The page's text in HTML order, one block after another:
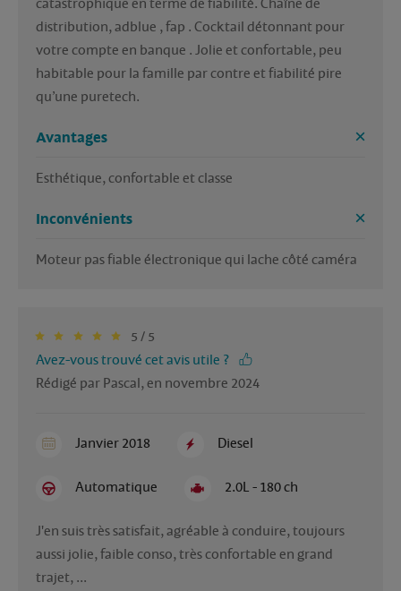
distribution, adblue , fap . Cocktail détonnant pour
votre compte en banque . Jolie et confortable, peu
habitable pour la famille par contre et fiabilité pire
qu’une puretech.
Avantages
Esthétique, confortable et classe
Inconvénients
Moteur pas fiable électronique qui lache côté caméra
5 / 5
Avez-vous trouvé cet avis utile ?
Rédigé par Pascal, en novembre 2024
Janvier 2018 Diesel
Automatique 2.0L - 180 ch
J'en suis très satisfait, agréable à conduire, toujours
aussi jolie, faible conso, très confortable en grand
trajet, ...